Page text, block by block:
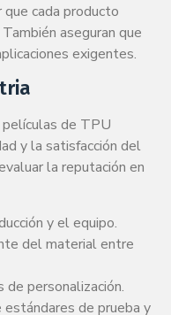
que cada producto
aseguran que
exigentes.
películas de TPU
y la satisfacción del
la reputación en
y el equipo.
del material entre
de personalización.
de prueba y